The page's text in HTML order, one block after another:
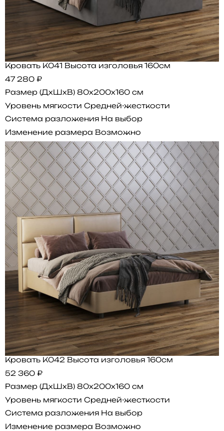
Кровать K041 Высота изголовья 160см
47 280 ₽
Размер (ДхШхВ) 80x200x160 см
Уровень мягкости Средней-жесткости
Система разложения На выбор
Изменение размера Возможно
Кровать K042 Высота изголовья 160см
52 360 ₽
Размер (ДхШхВ) 80x200x160 см
Уровень мягкости Средней-жесткости
Система разложения На выбор
Изменение размера Возможно